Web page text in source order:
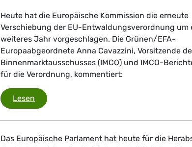
Heute hat die Europäische Kommission die erneute
Verschiebung der EU-Entwaldungsverordnung um
weiteres Jahr vorgeschlagen. Die Grünen/EFA-
Europaabgeordnete Anna Cavazzini, Vorsitzende
Binnenmarktausschusses (IMCO) und IMCO-
für die Verordnung, kommentiert:
Lesen EUDR-Verschiebung: Zitat von MdEP Anna
Das Europäische Parlament hat heute für die